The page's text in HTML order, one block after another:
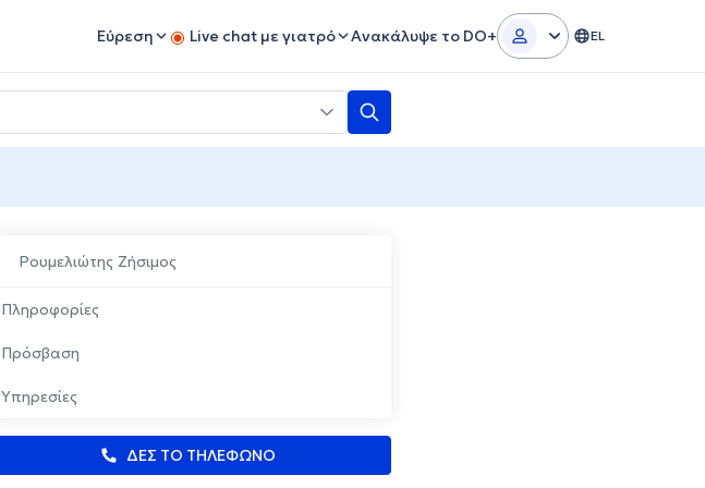
Εύρεση Live chat με γιατρό Ανακάλυψε το DO+ EL
Ρουμελιώτης Ζήσιμος
Πληροφορίες
Πρόσβαση
Υπηρεσίες
ΔΕΣ ΤΟ ΤΗΛΕΦΩΝΟ